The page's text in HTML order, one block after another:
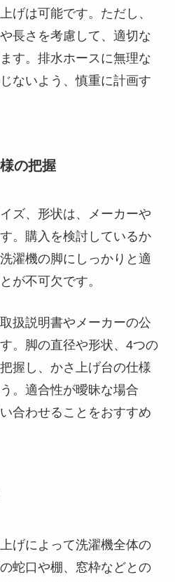
げは可能です。ただし、
長さを考慮して、適切な
す。排水ホースに無理な
ないよう、慎重に計画す
の把握
ズ、形状は、メーカーや
。購入を検討しているか
濯機の脚にしっかりと適
が不可欠です。
扱説明書やメーカーの公
。脚の直径や形状、4つの
握し、かさ上げ台の仕様
。適合性が曖昧な場合
合わせることをおすすめ
げによって洗濯機全体の
蛇口や棚、窓枠などとの